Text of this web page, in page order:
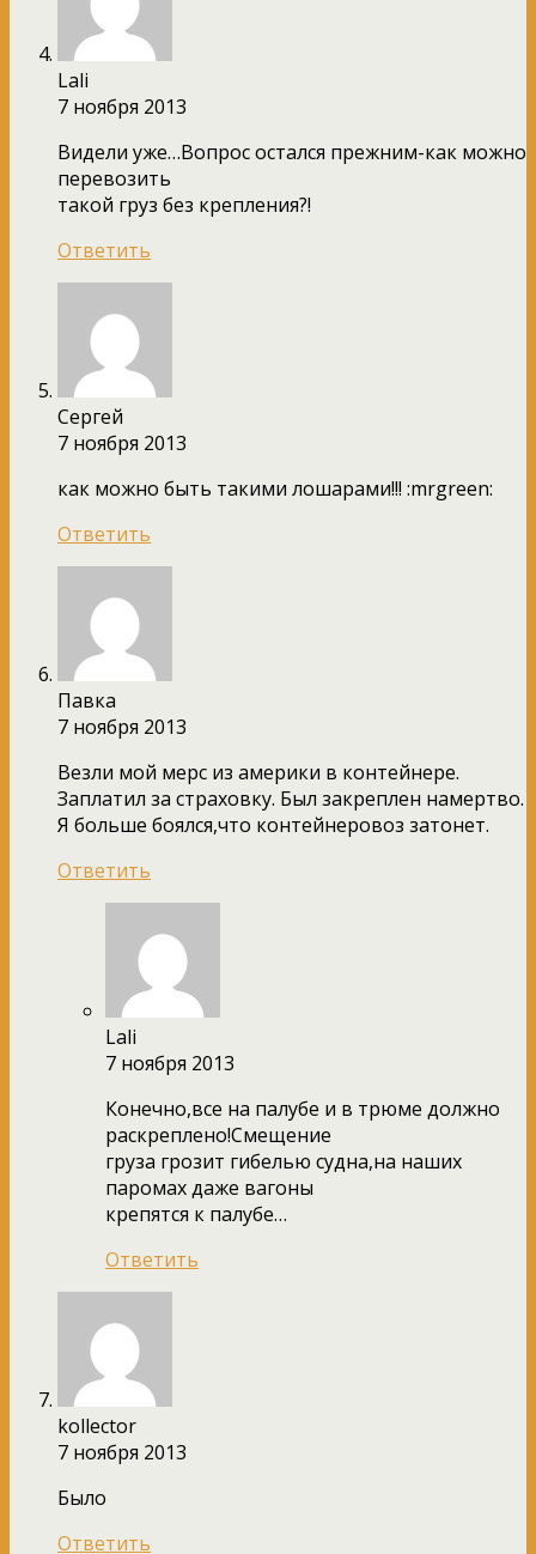
Lali
7 ноября 2013
Видели уже…Вопрос остался прежним-как можно
перевозить
такой груз без крепления?!
Ответить
Сергей
7 ноября 2013
как можно быть такими лошарами!!! :mrgreen:
Ответить
Павка
7 ноября 2013
Везли мой мерс из америки в контейнере.
Заплатил за страховку. Был закреплен намертво.
Я больше боялся,что контейнеровоз затонет.
Ответить
Lali
7 ноября 2013
Конечно,все на палубе и в трюме должно
раскреплено!Смещение
груза грозит гибелью судна,на наших
паромах даже вагоны
крепятся к палубе…
Ответить
kollector
7 ноября 2013
Было
Ответить